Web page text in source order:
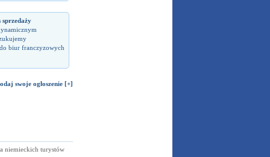
sprzedaży
biur franczyzowych
swoje ogłoszenie [+]
niemieckich turystów